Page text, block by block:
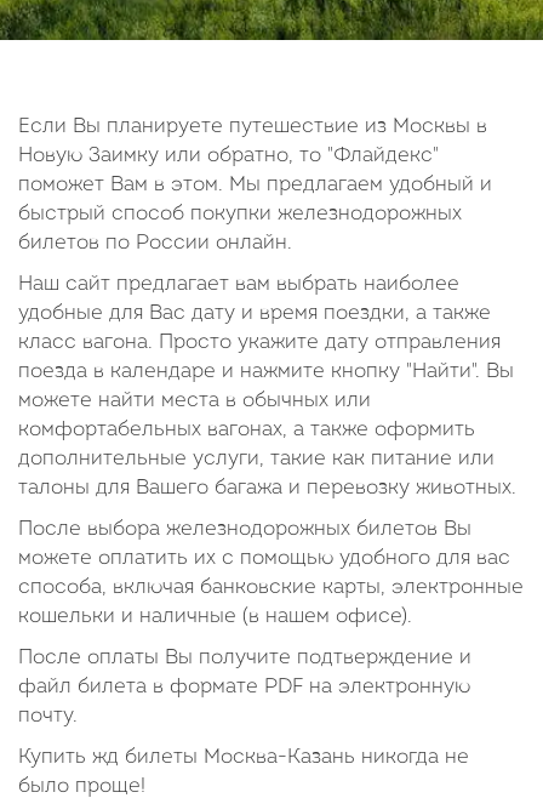
Если Вы планируете путешествие из Москвы в
Новую Заимку или обратно, то "Флайдекс"
поможет Вам в этом. Мы предлагаем удобный и
быстрый способ покупки железнодорожных
билетов по России онлайн.
Наш сайт предлагает вам выбрать наиболее
удобные для Вас дату и время поездки, а также
класс вагона. Просто укажите дату отправления
поезда в календаре и нажмите кнопку "Найти". Вы
можете найти места в обычных или
комфортабельных вагонах, а также оформить
дополнительные услуги, такие как питание или
талоны для Вашего багажа и перевозку животных.
После выбора железнодорожных билетов Вы
можете оплатить их с помощью удобного для вас
способа, включая банковские карты, электронные
кошельки и наличные (в нашем офисе).
После оплаты Вы получите подтверждение и
файл билета в формате PDF на электронную
почту.
Купить жд билеты Москва-Казань никогда не
было проще!
14
15 16 17 18 19
20
Октябрь 2026
5
6 7 8 9 10
11
12
13 14 15 16 17
18
19
20 21 22 23
31